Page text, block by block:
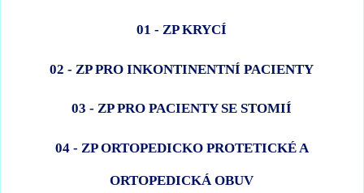
01 - ZP KRYCÍ
02 - ZP PRO INKONTINENTNÍ PACIENTY
03 - ZP PRO PACIENTY SE STOMIÍ
04 - ZP ORTOPEDICKO PROTETICKÉ A
ORTOPEDICKÁ OBUV